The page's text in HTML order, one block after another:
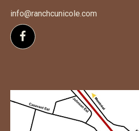
info@ranchcunicole.com
Suivez-nous sur Facebook